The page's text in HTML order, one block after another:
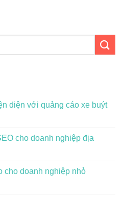
diện với quảng cáo xe buýt
cho doanh nghiệp địa
cho doanh nghiệp nhỏ